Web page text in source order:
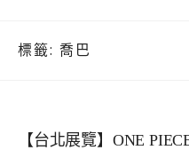
標籤: 喬巴
【台北展覽】ONE